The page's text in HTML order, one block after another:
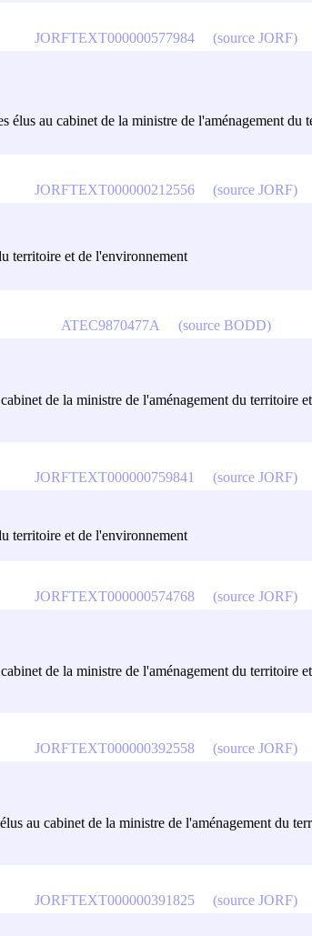
élus au cabinet de la ministre de l'aménagement
JORFTEXT000000577984 (source JORF)
territoire et de l'environnement
JORFTEXT000000212556 (source JORF)
de la ministre de l'aménagement du territoire
ATEC9870477A (source BODD)
territoire et de l'environnement
JORFTEXT000000759841 (source JORF)
de la ministre de l'aménagement du territoire
JORFTEXT000000574768 (source JORF)
au cabinet de la ministre de l'aménagement du
JORFTEXT000000392558 (source JORF)
JORFTEXT000000391825 (source JORF)